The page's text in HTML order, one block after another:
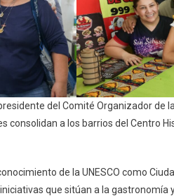
del Comité Organizador de
consolidan a los barrios del Centro
de la UNESCO como
que sitúan a la